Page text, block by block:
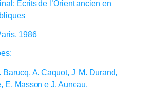
Écrits de l’Orient ancien en
1986
Barucq, A. Caquot, J. M. Durand,
E. Masson e J. Auneau.